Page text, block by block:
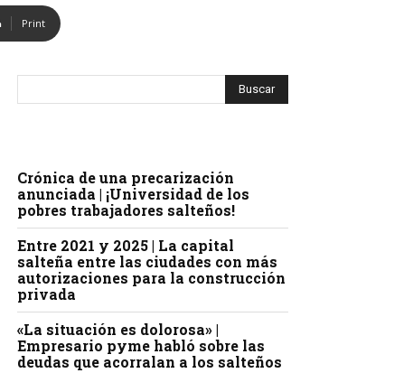
Print
Crónica de una precarización
anunciada | ¡Universidad de los
pobres trabajadores salteños!
Entre 2021 y 2025 | La capital
salteña entre las ciudades con más
autorizaciones para la construcción
privada
«La situación es dolorosa» |
Empresario pyme habló sobre las
deudas que acorralan a los salteños